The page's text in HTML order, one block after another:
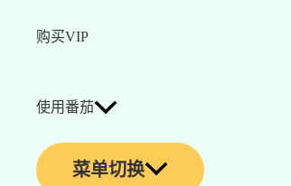
购买VIP
使用番茄
菜单切换